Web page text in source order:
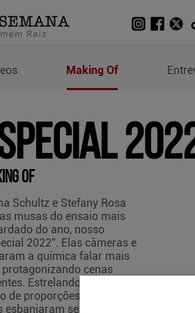
de Especial
Making Of
Of
Schultz e Stefany Rosa
musas do ensaio mais
do ano, nosso
2022”. Elas câmeras e
a química falar mais
protagonizando cenas
Estrelando um ensaio
de proporções épicas, as
esbanjaram sensualidade